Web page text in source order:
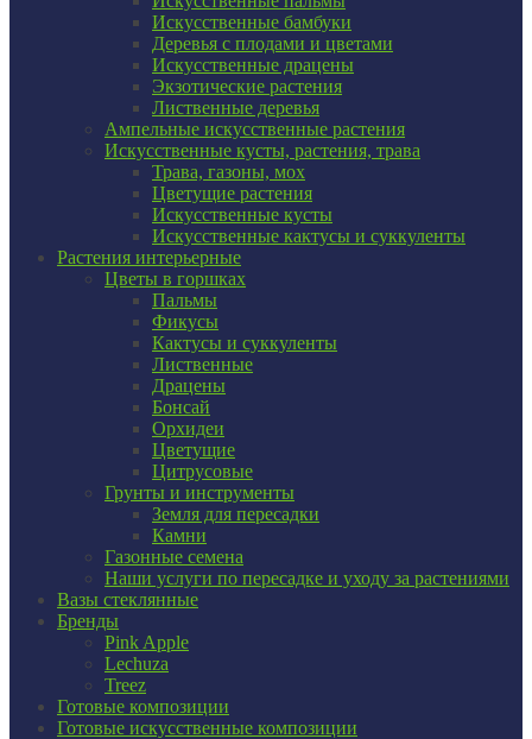
Искусственные бамбуки
Деревья с плодами и цветами
Искусственные драцены
Экзотические растения
Лиственные деревья
Ампельные искусственные растения
Искусственные кусты, растения, трава
Трава, газоны, мох
Цветущие растения
Искусственные кусты
Искусственные кактусы и суккуленты
Растения интерьерные
Цветы в горшках
Пальмы
Фикусы
Кактусы и суккуленты
Лиственные
Драцены
Бонсай
Орхидеи
Цветущие
Цитрусовые
Грунты и инструменты
Земля для пересадки
Камни
Газонные семена
Наши услуги по пересадке и уходу за растениями
Вазы стеклянные
Бренды
Pink Apple
Lechuza
Treez
Готовые композиции
Готовые искусственные композиции